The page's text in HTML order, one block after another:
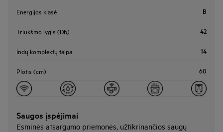
Energijos klasė B
Triukšmo lygis (Db) 42
Indų komplektų talpa 14
Plotis (cm) 60
Saugos įspėjimai
Esminės atsargumo priemonės, užtikrinančios saugų